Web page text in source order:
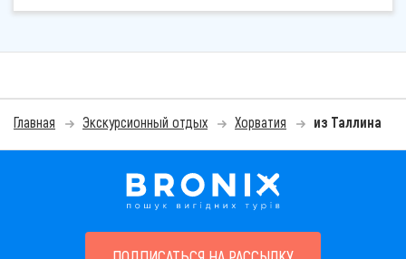
Главная Экскурсионный отдых Хорватия из Таллина